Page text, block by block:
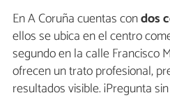
En A Coruña cuentas condos
ellos se ubica en el centro
segundo en la calle Francisco
ofrecen un trato profesional,
resultados visible. ¡Pregunta